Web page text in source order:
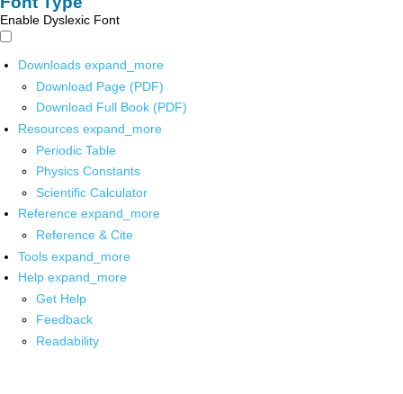
Enable Dyslexic Font
Downloads expand_more
Download Page (PDF)
Download Full Book (PDF)
Resources expand_more
Periodic Table
Physics Constants
Scientific Calculator
Reference expand_more
Reference & Cite
Tools expand_more
Help expand_more
Get Help
Feedback
Readability